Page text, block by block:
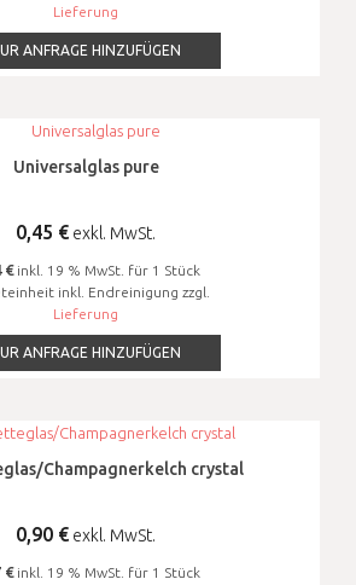
Lieferung
ANFRAGE HINZUFÜGEN
Universalglas pure
0,45 € exkl. MwSt.
€inkl. 19 % MwSt. für 1 Stück
inkl. Endreinigung zzgl.
Lieferung
ANFRAGE HINZUFÜGEN
Champagnerkelch crystal
0,90 € exkl. MwSt.
€inkl. 19 % MwSt. für 1 Stück